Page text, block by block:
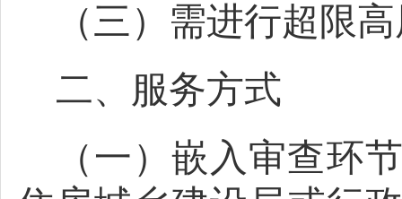
（三）需进行超限
二、服务方式
（一）嵌入审查环